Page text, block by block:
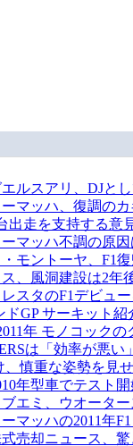
エルスアリ、DJと
マッハ、復調の
出走を支持する意
ーマッハ不調の原
モントーヤ、F1
、風洞建設は2年
レスタのF1デビュ
ドGP サーキット紹
年 モノコック
は「効率が悪い」
、慎重な姿勢を見
年型車でテスト
ブエミ、ウオータ
ーマッハの2011年
売却ニュース、